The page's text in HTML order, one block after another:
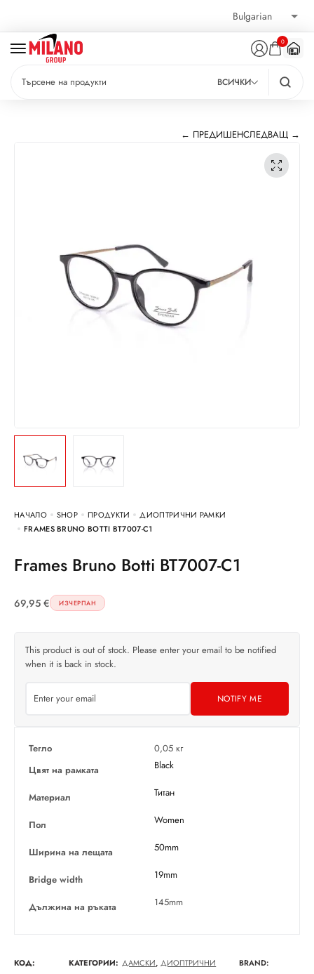
0
ВСИЧКИ
← ПРЕДИШЕНСЛЕДВАЩ →
НАЧАЛО SHOP ПРОДУКТИ
ДИОПТРИЧНИ РАМКИ
FRAMES BRUNO BOTTI BT7007-C1
Frames Bruno Botti BT7007-C1
69,95 € ИЗЧЕРПАН
This product is out of stock. Please enter your email to be notified
when it is back in stock.
NOTIFY ME
Тегло
0,05 кг
Цвят на рамката
Black
Материал Титан
Пол Women
Ширина на лещата 50mm
Bridge width 19mm
Дължина на ръката 145mm
КОД:
КАТЕГОРИИ: ДАМСКИ,ДИОПТРИЧНИ
BRAND: